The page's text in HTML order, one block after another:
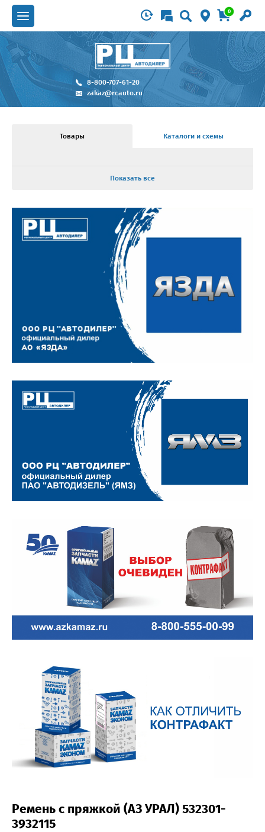
0
8-800-707-61-20
zakaz@rcauto.ru
Товары Каталоги и схемы
Показать все
Ремень с пряжкой (АЗ УРАЛ) 532301-
3932115